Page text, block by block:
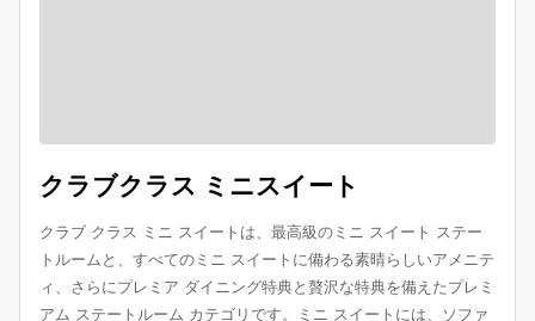
クラブクラス ミニスイート
クラブ クラス ミニ スイートは、最高級のミニ スイート ステー
トルームと、すべてのミニ スイートに備わる素晴らしいアメニテ
ィ、さらにプレミア ダイニング特典と贅沢な特典を備えたプレミ
アム ステートルーム カテゴリです。ミニ スイートには、ソファ